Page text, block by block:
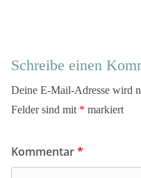
Schreibe einen
Deine E-Mail-Adresse wird
Felder sind mit * markiert
Kommentar*